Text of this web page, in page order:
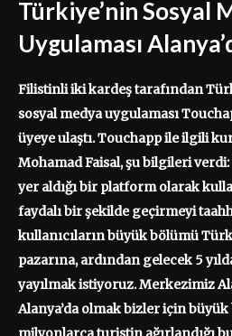
Türkiye’nin Sosyal
Uygulaması
Filistinli iki kardeş tarafından
sosyal medya uygulaması
üyeye ulaştı. Touchapp ile ilgili
Mohamad Faisal, şu bilgileri verdi:
yer aldığı bir platform olarak
faydalı bir şekilde geçirmeyi
kullanıcıların büyük bölümü
pazarına, ardından gelecek 5
yayılmak istiyoruz. Merkezimiz
Alanya’da olmak bizler için büyük